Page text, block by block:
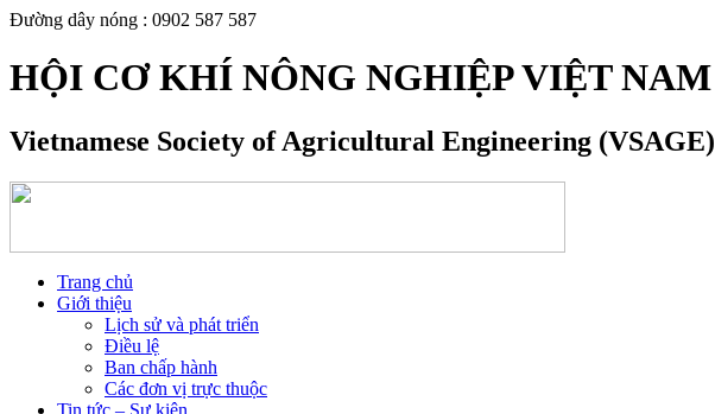
Đường dây nóng : 0902 587 587
HỘI CƠ KHÍ NÔNG NGHIỆP VIỆT NAM
Vietnamese Society of Agricultural Engineering (VSAGE)
Trang chủ
Giới thiệu
Lịch sử và phát triển
Điều lệ
Ban chấp hành
Các đơn vị trực thuộc
Tin tức – Sự kiện